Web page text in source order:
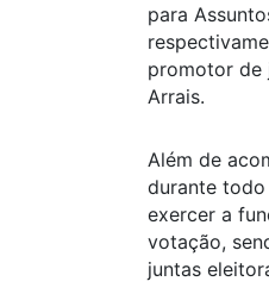
para
promotor de
Arrais.
Além de
durante
exercer a
votação,
juntas